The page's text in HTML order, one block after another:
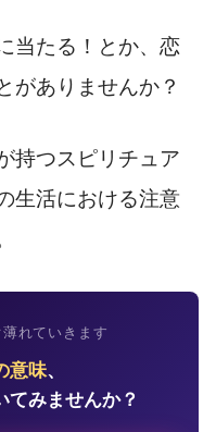
当たる！とか、恋
がありませんか？
持つスピリチュア
生活における注意
れていきます
意味、
てみませんか？